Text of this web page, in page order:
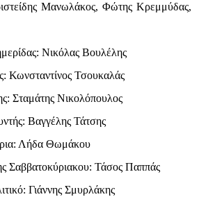
Μανωλάκος, Φώτης Κρεμμύδας,
Νικόλας Βουλέλης
Κωνσταντίνος Τσουκαλάς
Σταμάτης Νικολόπουλος
Βαγγέλης Τάτσης
Λήδα Θωμάκου
Σαββατοκύριακου: Τάσος Παππάς
Γιάννης Σμυρλάκης